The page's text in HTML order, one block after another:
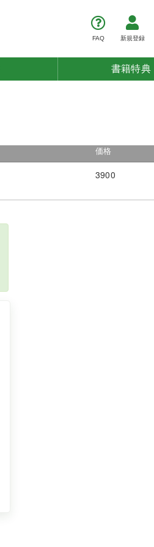
FAQ 新規登録
書籍特典
価格
3900